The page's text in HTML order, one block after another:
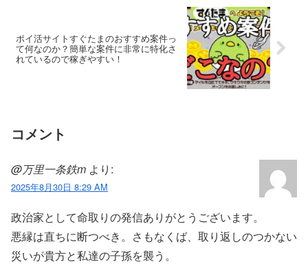
ポイ活サイトすぐたまのおすすめ案件っ
て何なのか？簡単な案件に非常に特化さ
れているので稼ぎやすい！
コメント
@万里一条鉄m より:
2025年8月30日 8:29 AM
政治家として命取りの発信ありがとうございます。
悪縁は直ちに断つべき。さもなくば、取り返しのつかない
災いが貴方と私達の子孫を襲う。